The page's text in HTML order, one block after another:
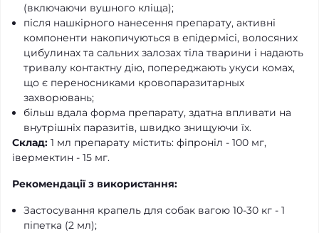
(включаючи вушного кліща);
після нашкірного нанесення препарату, активні
компоненти накопичуються в епідермісі, волосяних
цибулинах та сальних залозах тіла тварини і надають
тривалу контактну дію, попереджають укуси комах,
що є переносниками кровопаразитарных
захворювань;
більш вдала форма препарату, здатна впливати на
внутрішніх паразитів, швидко знищуючи їх.
Склад: 1 мл препарату містить: фіпроніл - 100 мг,
івермектин - 15 мг.
Рекомендації з використання:
Застосування крапель для собак вагою 10-30 кг - 1
піпетка (2 мл);